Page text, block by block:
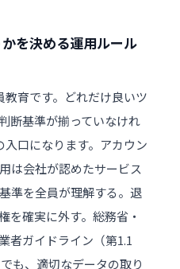
を決める運用ルール
育です。どれだけ良いツ
断基準が揃っていなけれ
口になります。アカウン
は会社が認めたサービス
準を全員が理解する。退
を確実に外す。総務省・
者ガイドライン（第1.1
でも、適切なデータの取り